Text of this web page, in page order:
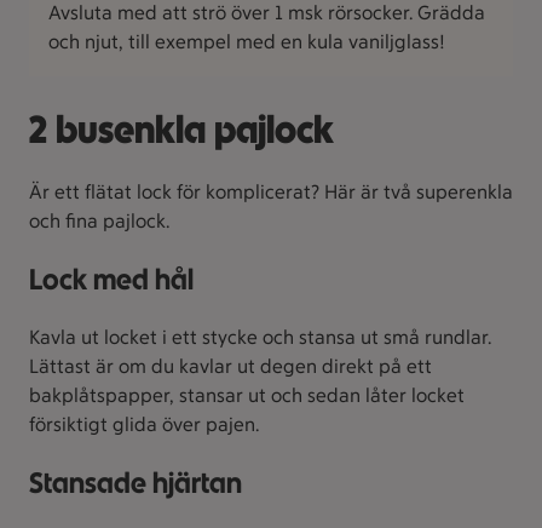
Avsluta med att strö över 1 msk rörsocker. Grädda
och njut, till exempel med en kula vaniljglass!
2 busenkla pajlock
Är ett flätat lock för komplicerat? Här är två superenkla
och fina pajlock.
Lock med hål
Kavla ut locket i ett stycke och stansa ut små rundlar.
Lättast är om du kavlar ut degen direkt på ett
bakplåtspapper, stansar ut och sedan låter locket
försiktigt glida över pajen.
Stansade hjärtan